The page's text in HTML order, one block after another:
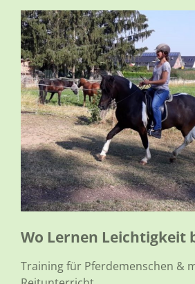
Wo Lernen Leichtigkeit
Training für Pferdemenschen &